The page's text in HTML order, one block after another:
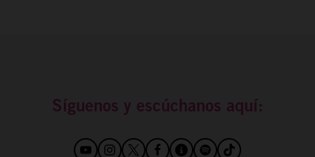
Síguenos y escúchanos aquí: